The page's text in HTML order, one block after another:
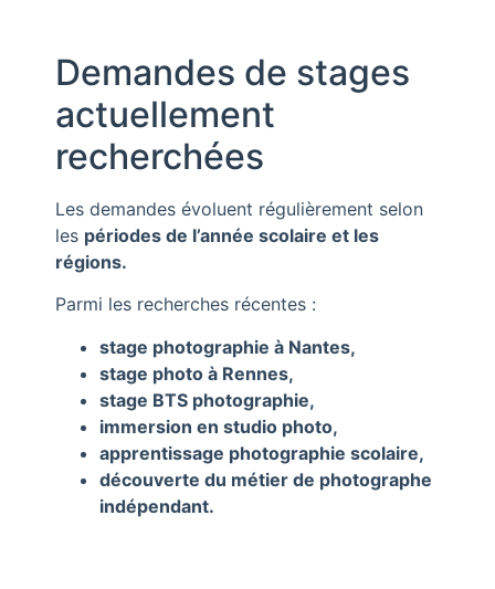
Demandes de stages
actuellement
recherchées
Les demandes évoluent régulièrement selon
les périodes de l’année scolaire et les
régions.
Parmi les recherches récentes :
stage photographie à Nantes,
stage photo à Rennes,
stage BTS photographie,
immersion en studio photo,
apprentissage photographie scolaire,
découverte du métier de photographe
indépendant.